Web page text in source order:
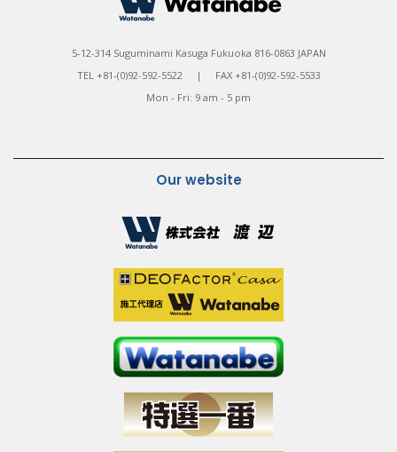
5-12-314 Suguminami Kasuga Fukuoka 816-0863 JAPAN
TEL +81-(0)92-592-5522 | FAX +81-(0)92-592-5533
Mon - Fri: 9 am - 5 pm
Our website